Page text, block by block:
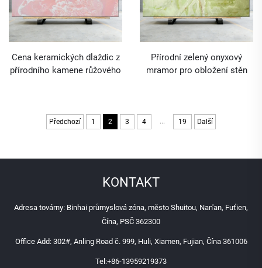
Cena keramických dlaždic z
přírodního kamene růžového
Přírodní zelený onyxový
mramor pro obložení stěn
Předchozí 1 2 3 4 ... 19 Další
KONTAKT
Adresa továrny: Binhai průmyslová zóna, město Shuitou, Nan'an, Fuťien,
Čína, PSČ 362300
Office Add: 302#, Anling Road č. 999, Huli, Xiamen, Fujian, Čína 361006
Tel:+86-13959219373